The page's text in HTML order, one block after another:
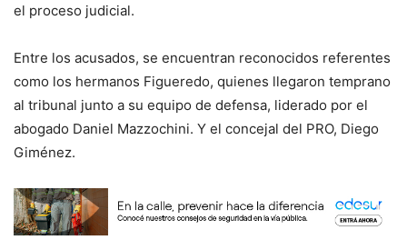
el proceso judicial.
Entre los acusados, se encuentran reconocidos referentes
como los hermanos Figueredo, quienes llegaron temprano
al tribunal junto a su equipo de defensa, liderado por el
abogado Daniel Mazzochini. Y el concejal del PRO, Diego
Giménez.